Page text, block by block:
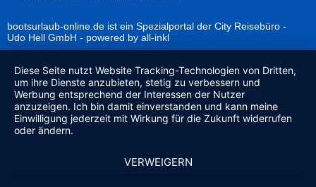
bootsurlaub-online.de ist ein Spezialportal der City Reisebüro -
Udo Hell GmbH - powered by all-inkl
Diese Seite nutzt Website Tracking-Technologien von Dritten,
um ihre Dienste anzubieten, stetig zu verbessern und
Werbung entsprechend der Interessen der Nutzer
anzuzeigen. Ich bin damit einverstanden und kann meine
Einwilligung jederzeit mit Wirkung für die Zukunft widerrufen
oder ändern.
VERWEIGERN